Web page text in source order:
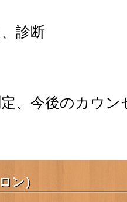
診断
、今後のカウン
ン）